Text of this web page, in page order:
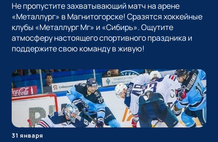
Не пропустите захватывающий матч на арене
«Металлург» в Магнитогорске! Сразятся хоккейные
клубы «Металлург Мг» и «Сибирь». Ощутите
атмосферу настоящего спортивного праздника и
поддержите свою команду в живую!
31 января